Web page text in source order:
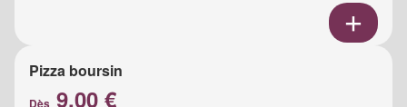
Pizza boursin
Dès 9.00 €